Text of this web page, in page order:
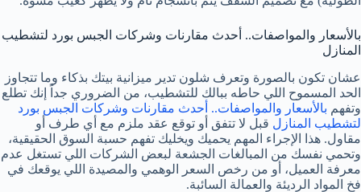
بالأسعار والمواصفات.. أحدث مقارنات وشركات الجبس بورد لتشطيب
المنازل
عشان تكون بالصورة وتعرف شلون تدير ميزانية بيتك بذكاء وما تتجاوز
الحد المسموح اللي حاطه ببالك للتشطيب، من الضروري جداً إنك تطلع
وتفهم بالأسعار والمواصفات.. أحدث مقارنات وشركات الجبس بورد
لتشطيب المنازل قبل لا تتفق أو توقع عقد ملزم مع أي طرف أو
مقاول. هذا الإجراء المهم يحميك ويخليك تفهم حسبة السوق الحقيقية،
وتحمي نفسك من المبالغات الجشعة لبعض الشركات اللي تستغل عدم
معرفة العميل، أو من رخص السعر الوهمي والمصيدة اللي يوقعك في
فخ المواد الرديئة والعمالة السائبة.